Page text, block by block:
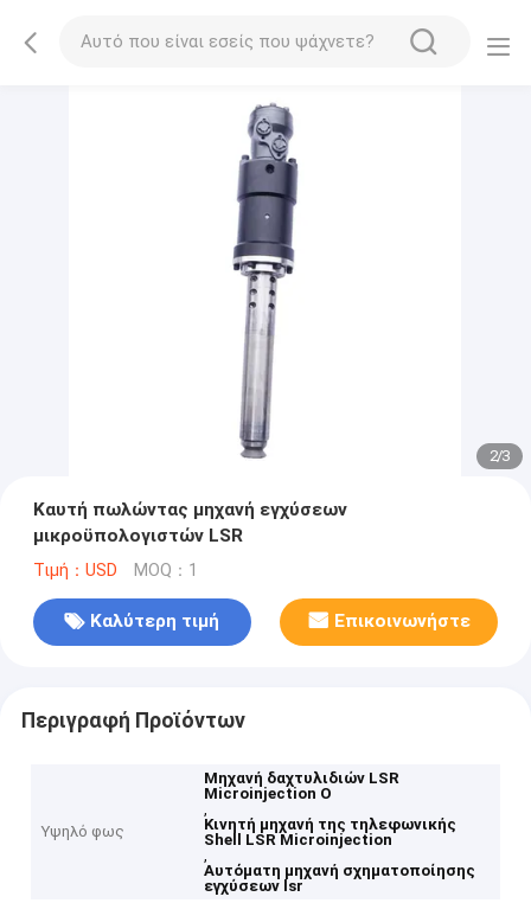
2/3
Καυτή πωλώντας μηχανή εγχύσεων
μικροϋπολογιστών LSR
Τιμή：USD MOQ：1
Καλύτερη τιμή Επικοινωνήστε
Περιγραφή Προϊόντων
Υψηλό φως
Μηχανή δαχτυλιδιών LSR
Microinjection Ο
,
Κινητή μηχανή της τηλεφωνικής
Shell LSR Microinjection
,
Αυτόματη μηχανή σχηματοποίησης
εγχύσεων lsr